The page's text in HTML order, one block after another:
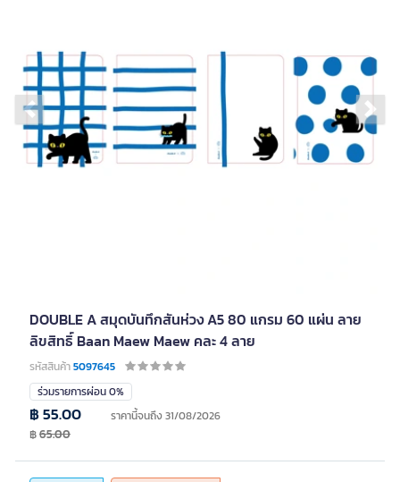
Previous slide
DOUBLE A สมุดบันทึกสันห่วง A5 80 แกรม 60 แผ่น ลาย
ลิขสิทธิ์ Baan Maew Maew คละ 4 ลาย
รหัสสินค้า5097645
ร่วมรายการผ่อน 0%
฿ 55.00 ราคานี้จนถึง 31/08/2026
฿65.00